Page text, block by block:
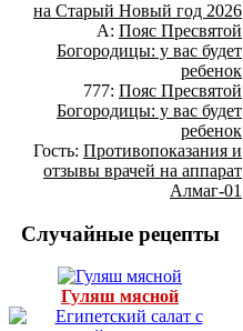
на Старый Новый год 2026
А: Пояс Пресвятой
Богородицы: у вас будет
ребенок
777: Пояс Пресвятой
Богородицы: у вас будет
ребенок
Гость: Противопоказания и
отзывы врачей на аппарат
Алмаг-01
Случайные рецепты
Гуляш мясной